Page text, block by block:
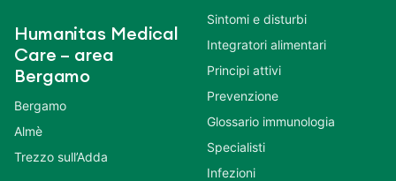
Humanitas Medical
Care – area
Bergamo
Bergamo
Almè
Trezzo sull’Adda
Sintomi e disturbi
Integratori alimentari
Principi attivi
Prevenzione
Glossario immunologia
Specialisti
Infezioni